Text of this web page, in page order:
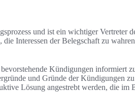
und ist ein wichtiger Vertreter
Interessen der Belegschaft zu
Kündigungen informiert
und Gründe der Kündigungen
Lösung angestrebt werden, die im